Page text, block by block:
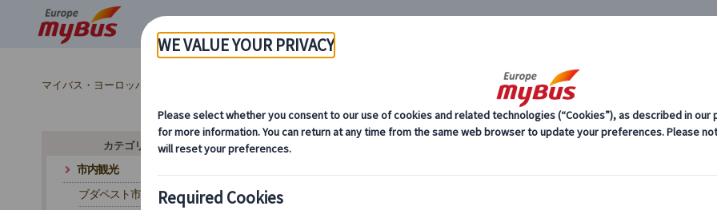
マイバス・ヨーロッパ
カテゴリ・テーマから探す
市内観光
ブダペスト市内観光